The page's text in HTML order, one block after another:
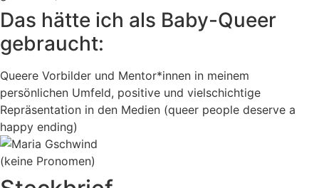
Das hätte ich als Baby-Queer
gebraucht:
Queere Vorbilder und Mentor*innen in meinem
persönlichen Umfeld, positive und vielschichtige
Repräsentation in den Medien (queer people deserve a
happy ending)
(keine Pronomen)